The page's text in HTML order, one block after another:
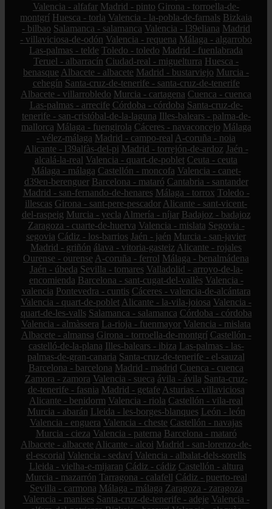
Valencia - alfafar Madrid - pinto Girona - torroella-de-
montgrí Huesca - torla Valencia - la-pobla-de-farnals Bizkaia
- bilbao Salamanca - salamanca Valencia - l39eliana Madrid
- villaviciosa-de-odón Valencia - requena Málaga - algarrobo
Las-palmas - telde Toledo - toledo Madrid - fuenlabrada
Teruel - albarracín Ciudad-real - miguelturra Huesca -
benasque Albacete - albacete Madrid - bustarviejo Murcia -
cehegín Santa-cruz-de-tenerife - santa-cruz-de-tenerife
Albacete - villarrobledo Murcia - cartagena Cuenca - cuenca
Las-palmas - arrecife Córdoba - córdoba Santa-cruz-de-
tenerife - san-cristóbal-de-la-laguna Illes-balears - palma-de-
mallorca Málaga - fuengirola Cáceres - navaconcejo Málaga
- vélez-málaga Madrid - campo-real A-coruña - noia
Alicante - l39alfàs-del-pi Madrid - torrejón-de-ardoz Jaén -
alcalá-la-real Valencia - quart-de-poblet Ceuta - ceuta
Málaga - málaga Castellón - moncofa Valencia - canet-
d39en-berenguer Barcelona - mataró Cantabria - santander
Madrid - san-fernando-de-henares Málaga - torrox Toledo -
illescas Girona - sant-pere-pescador Alicante - sant-vicent-
del-raspeig Murcia - yecla Almería - níjar Badajoz - badajoz
Zaragoza - cuarte-de-huerva Valencia - mislata Segovia -
segovia Cádiz - los-barrios Jaén - jaén Murcia - san-javier
Madrid - griñón álava - vitoria-gasteiz Alicante - rojales
Ourense - ourense A-coruña - ferrol Málaga - benalmádena
Jaén - úbeda Sevilla - tomares Valladolid - arroyo-de-la-
encomienda Barcelona - sant-cugat-del-vallès Valencia -
valencia Pontevedra - cuntis Cáceres - valencia-de-alcántara
Valencia - quart-de-poblet Alicante - la-vila-joiosa Valencia -
quart-de-les-valls Salamanca - salamanca Córdoba - córdoba
Valencia - almàssera La-rioja - fuenmayor Valencia - mislata
Albacete - almansa Girona - torroella-de-montgrí Castellón -
castelló-de-la-plana Illes-balears - ibiza Las-palmas - las-
palmas-de-gran-canaria Santa-cruz-de-tenerife - el-sauzal
Barcelona - barcelona Madrid - madrid Cuenca - cuenca
Zamora - zamora Valencia - sueca ávila - ávila Santa-cruz-
de-tenerife - fasnia Madrid - getafe Asturias - villaviciosa
Alicante - benidorm Valencia - riola Castellón - vila-real
Murcia - abarán Lleida - les-borges-blanques León - león
Valencia - enguera Valencia - cheste Castellón - navajas
Murcia - cieza Valencia - paterna Barcelona - mataró
Albacete - albacete Alicante - alcoi Madrid - san-lorenzo-de-
el-escorial Valencia - sedaví Valencia - albalat-dels-sorells
Lleida - vielha-e-mijaran Cádiz - cádiz Castellón - altura
Murcia - mazarrón Tarragona - calafell Cádiz - puerto-real
Sevilla - carmona Málaga - málaga Zaragoza - zaragoza
Valencia - manises Santa-cruz-de-tenerife - adeje Valencia -